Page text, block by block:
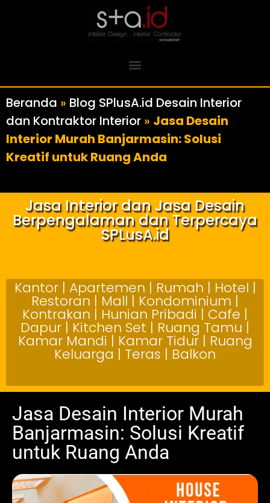
Beranda » Blog SPlusA.id Desain Interior
dan Kontraktor Interior » Jasa Desain
Interior Murah Banjarmasin: Solusi
Kreatif untuk Ruang Anda
Jasa Interior dan Jasa Desain
Berpengalaman dan Terpercaya
SPLusA.id
Kantor | Apartemen | Rumah | Hotel |
Restoran | Mall | Kondominium |
Kontrakan | Hunian Pribadi | Cafe |
Dapur | Kitchen Set | Ruang Tamu |
Kamar Mandi | Kamar Tidur | Ruang
Keluarga | Teras | Balkon
Jasa Desain Interior Murah
Banjarmasin: Solusi Kreatif
untuk Ruang Anda